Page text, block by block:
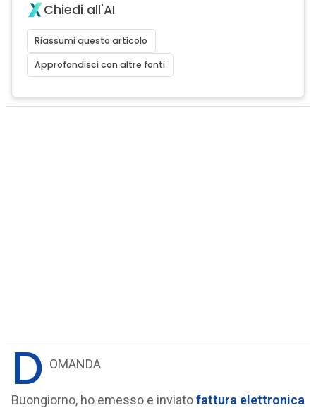
Chiedi all'AI
Riassumi questo articolo
Approfondisci con altre fonti
D OMANDA
Buongiorno, ho emesso e inviatofattura elettronica